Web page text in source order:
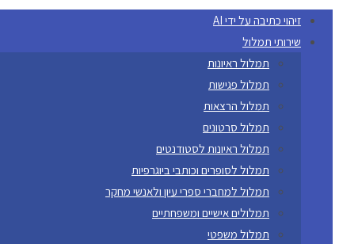
זיהוי כתיבה על ידי AI
שירותי תמלול
תמלול ראיונות
תמלול פגישות
תמלול הרצאות
תמלול סרטונים
תמלול ראיונות לסטודנטים
תמלול לסופרים וכותבי ביוגרפיות
תמלול למחברי ספרי עיון ולאנשי מחקר
תמלולים אישיים ומשפחתיים
תמלול משפטי